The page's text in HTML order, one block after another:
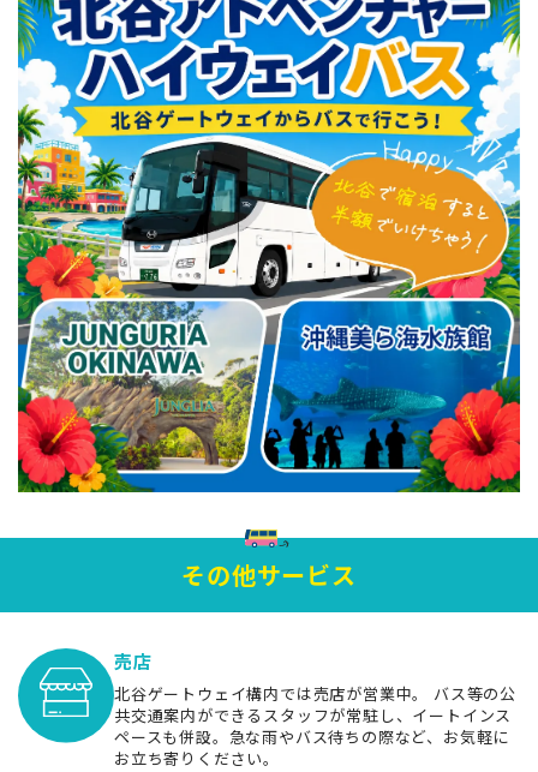
その他サービス
売店
北谷ゲートウェイ構内では売店が営業中。 バス等の公
共交通案内ができるスタッフが常駐し、イートインス
ペースも併設。急な雨やバス待ちの際など、お気軽に
お立ち寄りください。